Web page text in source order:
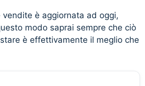
è aggiornata ad oggi,
modo saprai sempre che ciò
è effettivamente il meglio che